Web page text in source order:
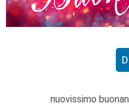
nuovissimo